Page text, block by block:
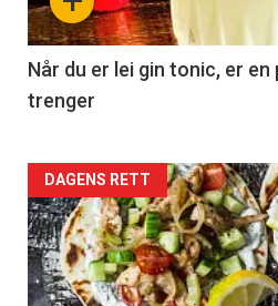
Når du er lei gin tonic, er
trenger
Forsiden
akkurat
nå
DAGENS RETT